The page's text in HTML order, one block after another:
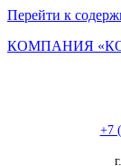
Перейти к
КОМПАНИЯ
+7